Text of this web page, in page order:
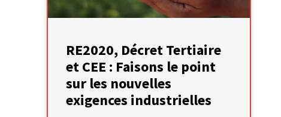
RE2020, Décret Tertiaire
et CEE : Faisons le point
sur les nouvelles
exigences industrielles